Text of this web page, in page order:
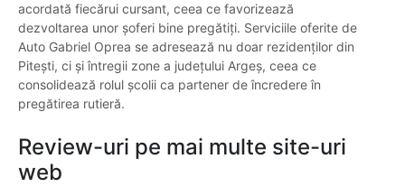
acordată fiecărui cursant, ceea ce favorizează
dezvoltarea unor șoferi bine pregătiți. Serviciile oferite de
Auto Gabriel Oprea se adresează nu doar rezidenților din
Pitești, ci și întregii zone a județului Argeș, ceea ce
consolidează rolul şcolii ca partener de încredere în
pregătirea rutieră.
Review-uri pe mai multe site-uri
web